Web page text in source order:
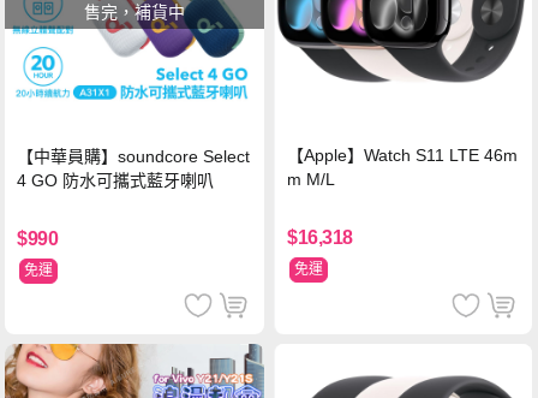
售完，補貨中
【中華員購】soundcore Select
4 GO 防水可攜式藍牙喇叭
$990
免運
【Apple】Watch S11 LTE 46m
m M/L
$16,318
免運